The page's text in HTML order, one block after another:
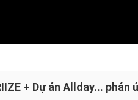
+ Dự án Allday...